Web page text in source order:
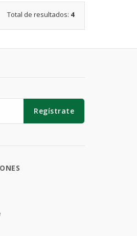
Total de resultados: 4
Regístrate